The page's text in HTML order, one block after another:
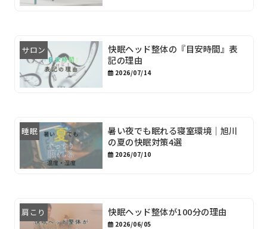
サロン
快眠ヘッド整体の『目安時間』表
記の理由
2026/07/14
睡眠
暑い夜でも眠れる寝室環境｜旭川
の夏の快眠対策4選
2026/07/10
肩こり 快眠ヘッド整体が100分の理由
2026/06/05